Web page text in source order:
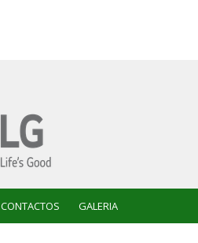
CONTACTOS GALERIA